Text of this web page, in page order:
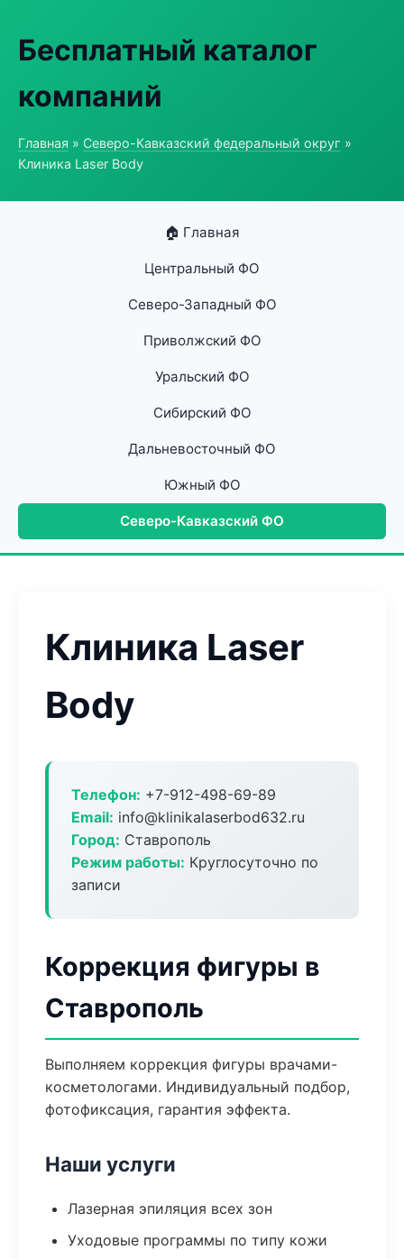
Бесплатный каталог
компаний
Главная » Северо-Кавказский федеральный округ »
Клиника Laser Body
🏠 Главная
Центральный ФО
Северо-Западный ФО
Приволжский ФО
Уральский ФО
Сибирский ФО
Дальневосточный ФО
Южный ФО
Северо-Кавказский ФО
Клиника Laser
Body
Телефон: +7-912-498-69-89
Email: info@klinikalaserbod632.ru
Город: Ставрополь
Режим работы: Круглосуточно по
записи
Коррекция фигуры в
Ставрополь
Выполняем коррекция фигуры врачами-
косметологами. Индивидуальный подбор,
фотофиксация, гарантия эффекта.
Наши услуги
Лазерная эпиляция всех зон
Уходовые программы по типу кожи